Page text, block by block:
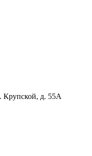
Крупской, д. 55А